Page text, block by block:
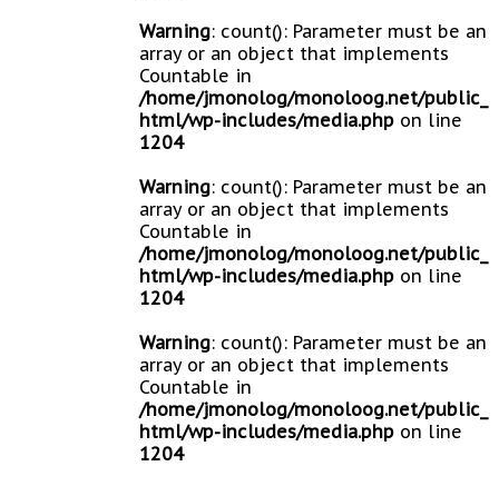
Warning: count(): Parameter must be an
array or an object that implements
Countable in
/home/jmonolog/monoloog.net/public_
html/wp-includes/media.php on line
1204
Warning: count(): Parameter must be an
array or an object that implements
Countable in
/home/jmonolog/monoloog.net/public_
html/wp-includes/media.php on line
1204
Warning: count(): Parameter must be an
array or an object that implements
Countable in
/home/jmonolog/monoloog.net/public_
html/wp-includes/media.php on line
1204